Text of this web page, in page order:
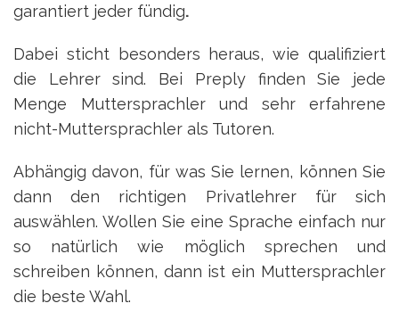
garantiert jeder fündig.
Dabei sticht besonders heraus, wie qualifiziert
die Lehrer sind. Bei Preply finden Sie jede
Menge Muttersprachler und sehr erfahrene
nicht-Muttersprachler als Tutoren.
Abhängig davon, für was Sie lernen, können Sie
dann den richtigen Privatlehrer für sich
auswählen. Wollen Sie eine Sprache einfach nur
so natürlich wie möglich sprechen und
schreiben können, dann ist ein Muttersprachler
die beste Wahl.